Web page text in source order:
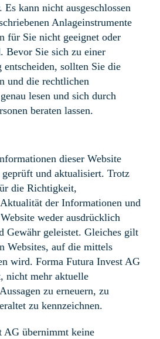
Es kann nicht ausgeschlossen
Anlageinstrumente
für Sie nicht geeignet oder
Bevor Sie sich zu einer
sollten Sie die
und die rechtlichen
lesen und sich durch
beraten lassen.
dieser Website
geprüft und aktualisiert. Trotz
die Richtigkeit,
der Informationen und
weder ausdrücklich
Gewähr geleistet. Gleiches gilt
Websites, auf die mittels
wird. Forma Futura Invest AG
nicht mehr aktuelle
zu erneuern, zu
zu kennzeichnen.
AG übernimmt keine